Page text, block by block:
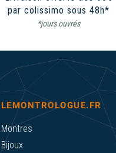
par colissimo sous 48h*
*jours ouvrés
LEMONTROLOGUE.FR
Montres
Bijoux